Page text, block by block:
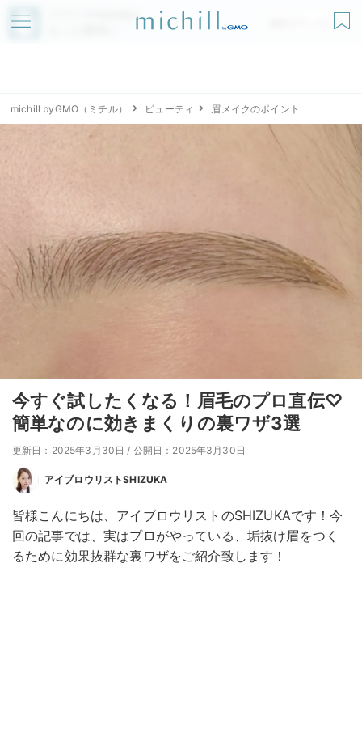
アプリでmichillが
無料ダウンロード
michill byGMO（ミチル） ビューティ 眉メイクのポイント
今すぐ試したくなる！眉毛のプロ直伝♡
簡単なのに効きまくりの裏ワザ3選
更新日：2025年3月30日 / 公開日：2025年3月30日
アイブロウリストSHIZUKA
皆様こんにちは、アイブロウリストのSHIZUKAです！今
回の記事では、実はプロがやっている、垢抜け眉をつく
るために効果抜群な裏ワザをご紹介致します！